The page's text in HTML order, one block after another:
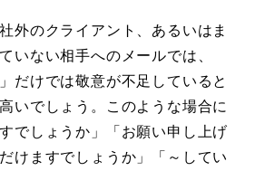
外のクライアント、あるいはま
いない相手へのメールでは、
だけでは敬意が不足していると
いでしょう。このような場合に
でしょうか」「お願い申し上げ
けますでしょうか」「～してい